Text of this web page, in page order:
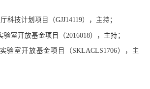
科技计划项目（GJJ14119），主持；
验室开放基金项目（2016018），主持；
验室开放基金项目（SKLACLS1706），主